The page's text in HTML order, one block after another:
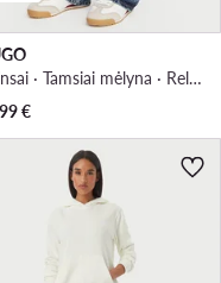
Džinsai · Tamsiai mėlyna · Relaxed Fit
€